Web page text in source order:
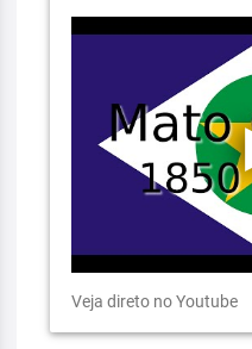
Veja direto no Youtube